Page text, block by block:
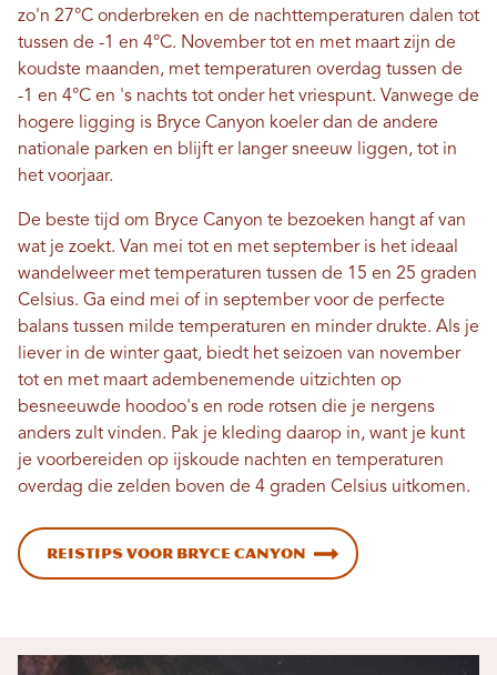
zo'n 27°C onderbreken en de nachttemperaturen dalen tot
tussen de -1 en 4°C. November tot en met maart zijn de
koudste maanden, met temperaturen overdag tussen de
-1 en 4°C en 's nachts tot onder het vriespunt. Vanwege de
hogere ligging is Bryce Canyon koeler dan de andere
nationale parken en blijft er langer sneeuw liggen, tot in
het voorjaar.
De beste tijd om Bryce Canyon te bezoeken hangt af van
wat je zoekt. Van mei tot en met september is het ideaal
wandelweer met temperaturen tussen de 15 en 25 graden
Celsius. Ga eind mei of in september voor de perfecte
balans tussen milde temperaturen en minder drukte. Als je
liever in de winter gaat, biedt het seizoen van november
tot en met maart adembenemende uitzichten op
besneeuwde hoodoo's en rode rotsen die je nergens
anders zult vinden. Pak je kleding daarop in, want je kunt
je voorbereiden op ijskoude nachten en temperaturen
overdag die zelden boven de 4 graden Celsius uitkomen.
Reistips voor Bryce Canyon